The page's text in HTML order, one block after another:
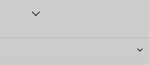
dia.
Camisas e blusas com presença.